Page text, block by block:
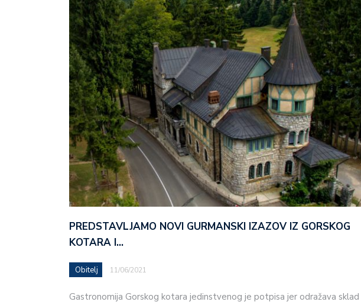
PREDSTAVLJAMO NOVI GURMANSKI IZAZOV IZ GORSKOG
KOTARA I…
Obitelj 11/06/2021
Gastronomija Gorskog kotara jedinstvenog je potpisa jer odražava sklad